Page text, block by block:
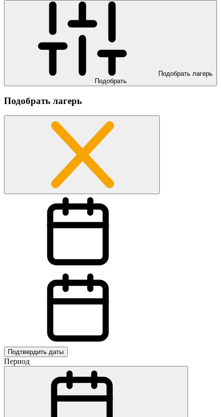
Подобрать лагерь
Подобрать
Подобрать лагерь
Подтвердить даты
Период